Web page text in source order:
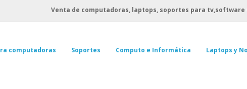
Venta de computadoras, laptops, soportes para tv,software
computadoras Soportes Computo e Informática Laptops y